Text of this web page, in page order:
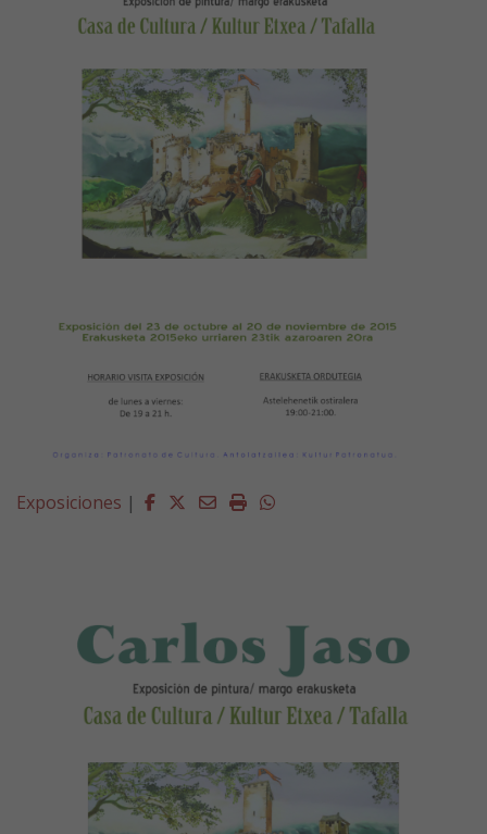
Exposiciones | Facebook
Twitter
EmailImprimirWhatsapp